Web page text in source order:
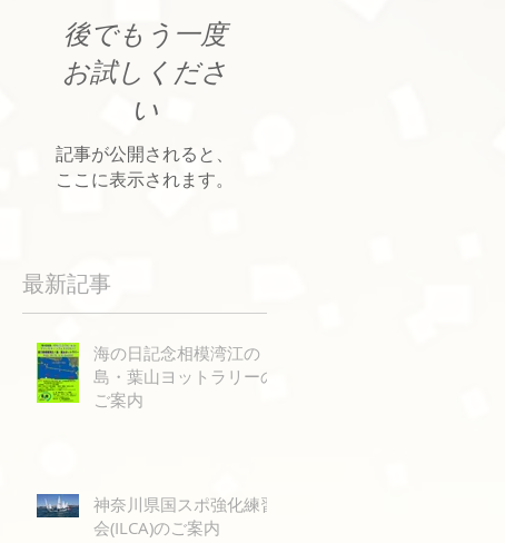
後でもう一度
お試しくださ
い
記事が公開されると、
ここに表示されます。
最新記事
海の日記念相模湾江の
島・葉山ヨットラリーの
ご案内
神奈川県国スポ強化練習
会(ILCA)のご案内